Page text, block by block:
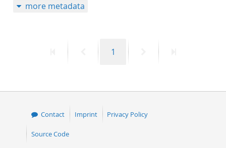
more metadata
PreviousPage
1
Contact Imprint Privacy Policy
Source Code